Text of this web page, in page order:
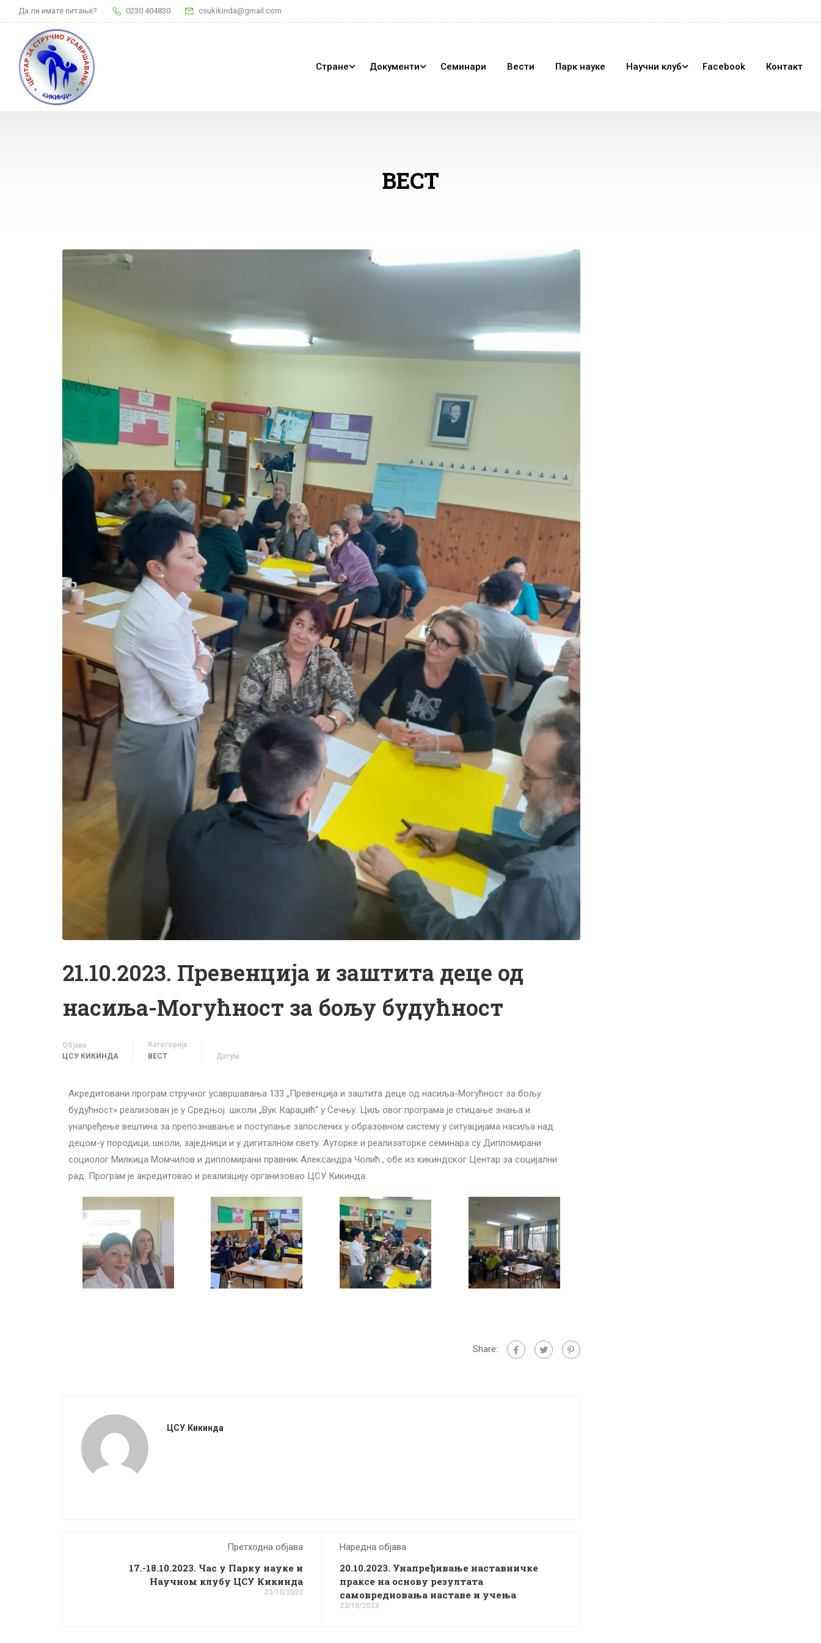
Да ли имате питање? 0230 404830 csukikinda@gmail.com
Стране Документи Семинари Вести Парк науке Научни клуб Facebook Контакт
ВЕСТ
21.10.2023. Превенција и заштита деце од
насиља-Могућност за бољу будућност
Објава
ЦСУ КИКИНДА
Категорија
ВЕСТ
Датум
Акредитовани програм стручног усавршавања 133 „Превенција и заштита деце од насиља-Могућност за бољу
будућност» реализован је у Средњој школи „Вук Караџић“ у Сечњу. Циљ овог програма је стицање знања и
унапређење вештина за препознавање и поступање запослених у образовном систему у ситуацијама насиља над
децом-у породици, школи, заједници и у дигиталном свету. Ауторке и реализаторке семинара су Дипломирани
социолог Милкица Момчилов и дипломирани правник Александра Чолић , обе из кикиндског Центар за социјални
рад. Програм је акредитовао и реалиацију организовао ЦСУ Кикинда.
Share:
ЦСУ Кикинда
Претходна објава
17.-18.10.2023. Час у Парку науке и
Научном клубу ЦСУ Кикинда
23/10/2023
Наредна објава
20.10.2023. Унапређивање наставничке
праксе на основу резултата
самовредновања наставе и учења
23/10/2023